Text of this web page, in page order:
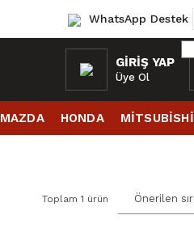
WhatsApp Destek
GIRIŞ YAP
Üye Ol
MAZDA HONDA MİTSUBİSHİ
Toplam 1 ürün